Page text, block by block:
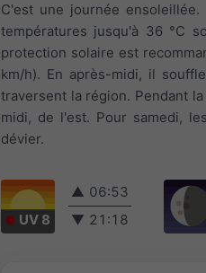
C'est une journée
températures jusqu'à 36 °C
protection solaire est
km/h). En après-midi, il
traversent la région. Pendant
midi, de l'est. Pour samedi,
dévier.
UV 8
▲ 06:53
▼ 21:18